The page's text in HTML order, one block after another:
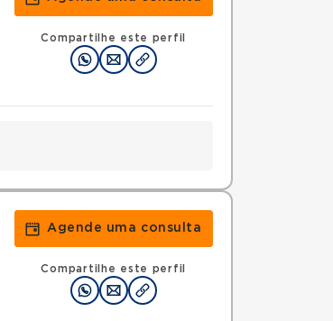
Compartilhe este perfil
Agende uma consulta
Compartilhe este perfil